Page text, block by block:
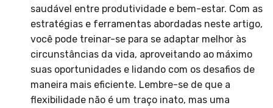
saudável entre produtividade e bem-estar. Com as
estratégias e ferramentas abordadas neste artigo,
você pode treinar-se para se adaptar melhor às
circunstâncias da vida, aproveitando ao máximo
suas oportunidades e lidando com os desafios de
maneira mais eficiente. Lembre-se de que a
flexibilidade não é um traço inato, mas uma